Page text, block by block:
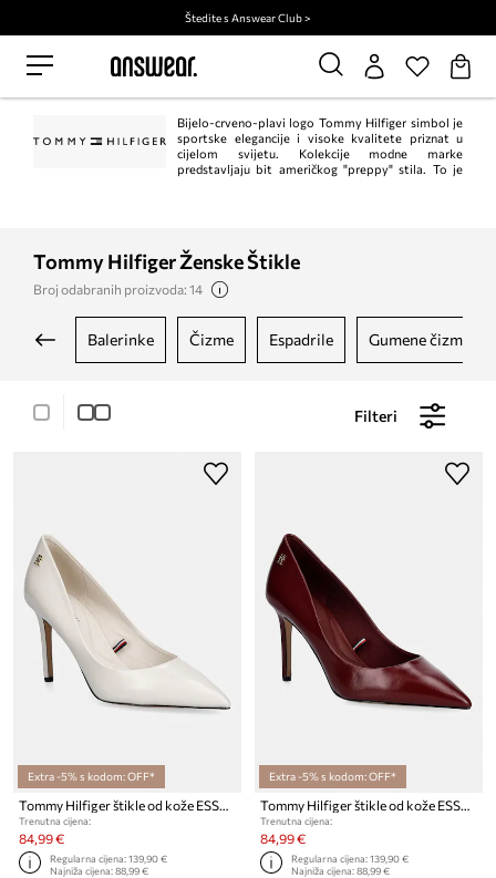
Štedite s Answear Club >
Bijelo-crveno-plavi logo Tommy Hilfiger simbol je
sportske elegancije i visoke kvalitete priznat u
cijelom svijetu. Kolekcije modne marke
predstavljaju bit američkog "preppy" stila. To je
Tommy Hilfiger Ženske Štikle
Broj odabranih proizvoda: 14
balerinke čizme espadrile gumene čizme
Filteri
Extra -5% s kodom: OFF*
Tommy Hilfiger štikle od kože ESSENTIAL POINTED PUMP
Trenutna cijena:
84,99 €
Regularna cijena:139,90 €
Najniža cijena:88,99 €
Extra -5% s kodom: OFF*
Tommy Hilfiger štikle od kože ESSENTIAL POINTED PUMP
Trenutna cijena:
84,99 €
Regularna cijena:139,90 €
Najniža cijena:88,99 €